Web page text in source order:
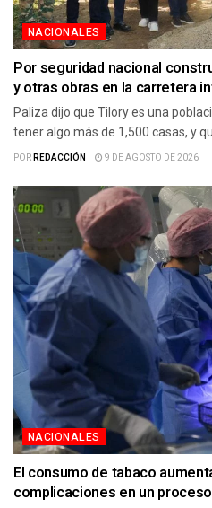
NACIONALES
Por seguridad nacional
y otras obras en la carretera
Paliza dijo que Tilory es una
tener algo más de 1,500 casas, y
PORREDACCIÓN 9 DE AGOSTO DE 2026
NACIONALES
El consumo de tabaco
complicaciones en un